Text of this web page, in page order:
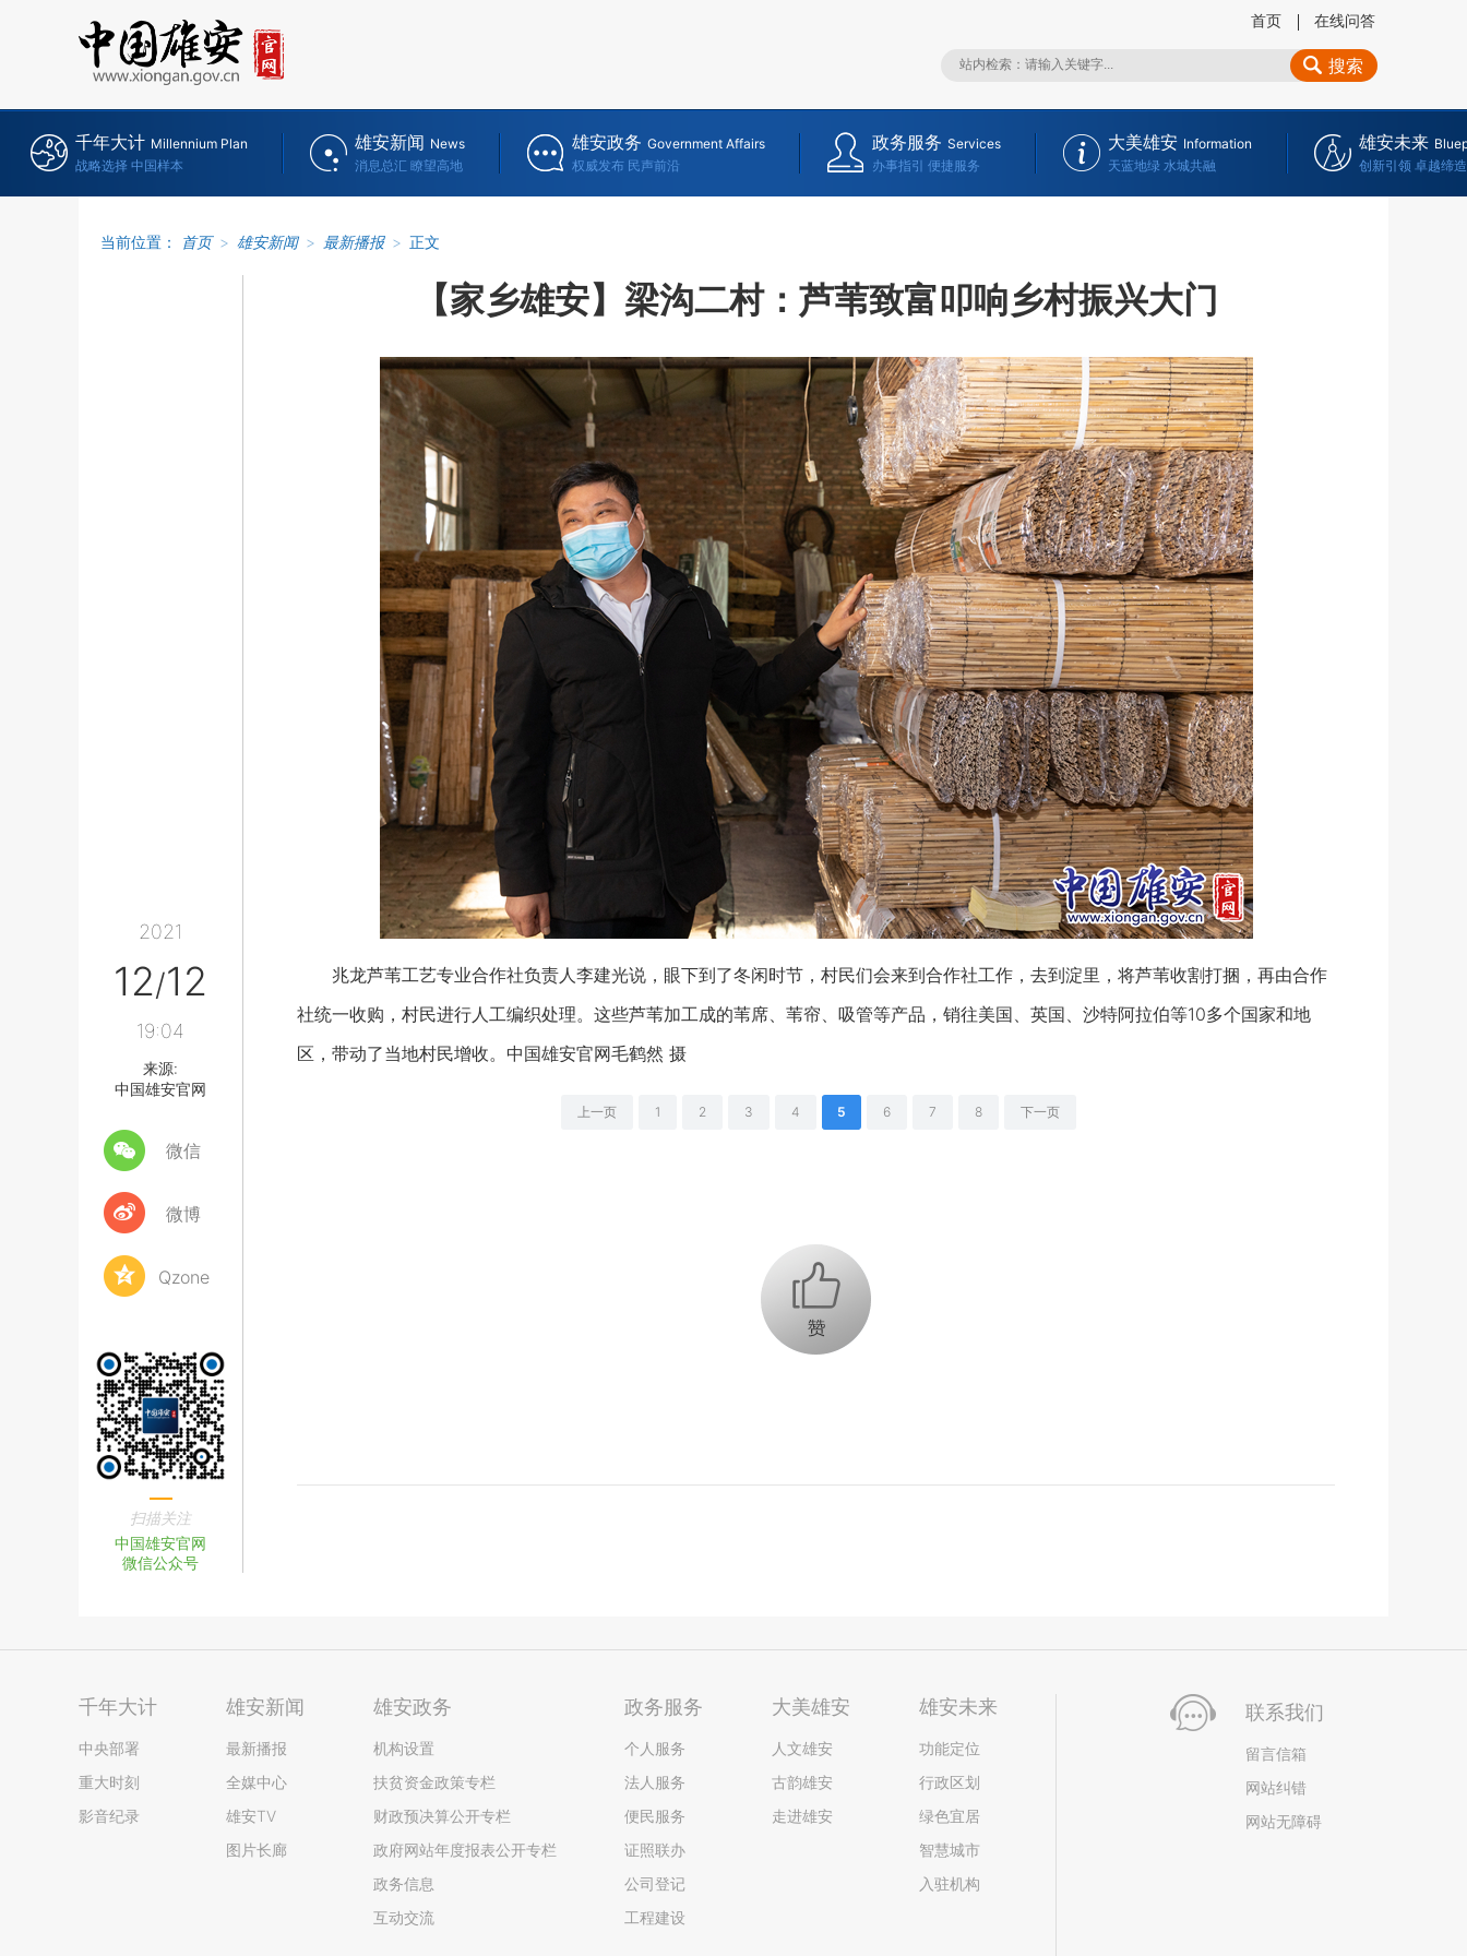
首页 在线问答
搜索
千年大计 Millennium Plan
战略选择 中国样本
雄安新闻 News
消息总汇 瞭望高地
雄安政务 Government Affairs
权威发布 民声前沿
政务服务 Services
办事指引 便捷服务
大美雄安 Information
天蓝地绿 水城共融
雄安未来
创新引领 卓越缔造
当前位置： 首页 > 雄安新闻 > 最新播报 > 正文
2021
12/12
19:04
来源:
中国雄安官网
微信
微博
Qzone
扫描关注
中国雄安官网
微信公众号
【家乡雄安】梁沟二村：芦苇致富叩响乡村振兴大门
兆龙芦苇工艺专业合作社负责人李建光说，眼下到了冬闲时节，村民们会来到合作社工作，去到淀里，将芦苇收割打捆，再由合作
社统一收购，村民进行人工编织处理。这些芦苇加工成的苇席、苇帘、吸管等产品，销往美国、英国、沙特阿拉伯等10多个国家和地
区，带动了当地村民增收。中国雄安官网毛鹤然 摄
上一页 1 2 3 4 5 6 7 8 下一页
+1
千年大计
中央部署
重大时刻
影音纪录
雄安新闻
最新播报
全媒中心
雄安TV
图片长廊
雄安政务
机构设置
扶贫资金政策专栏
财政预决算公开专栏
政府网站年度报表公开专栏
政务信息
互动交流
政务服务
个人服务
法人服务
便民服务
证照联办
公司登记
工程建设
大美雄安
人文雄安
古韵雄安
走进雄安
雄安未来
功能定位
行政区划
绿色宜居
智慧城市
入驻机构
联系我们
留言信箱
网站纠错
网站无障碍